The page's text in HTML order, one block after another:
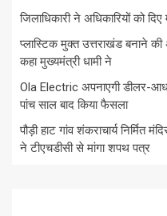
जिलाधिकारी ने अधिकारियों को
प्लास्टिक मुक्त उत्तराखंड बनाने की
कहा मुख्यमंत्री धामी ने
Ola Electric अपनाएगी डीलर-
पांच साल बाद किया फैसला
पौड़ी हाट गांव शंकराचार्य निर्मित
ने टीएचडीसी से मांगा शपथ पत्र